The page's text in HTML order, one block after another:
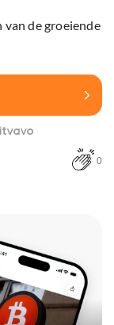
de groeiende
0